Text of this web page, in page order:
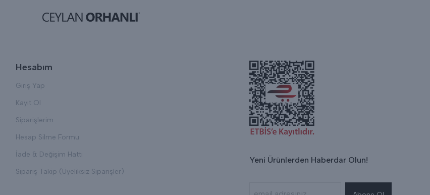
Hesabım
Giriş Yap
Kayıt Ol
Siparişlerim
Hesap Silme Formu
İade & Değişim Hattı
Sipariş Takip (Üyeliksiz Siparişler)
Yeni Ürünlerden Haberdar Olun!